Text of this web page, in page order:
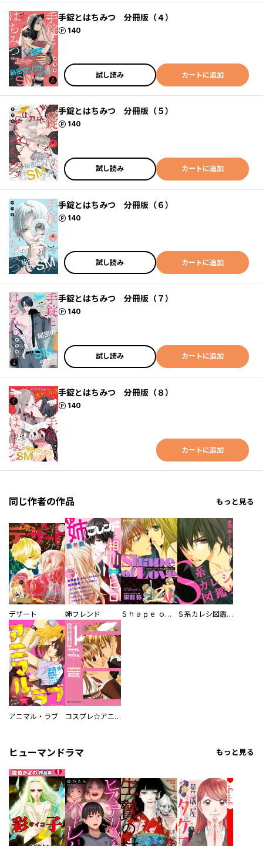
手錠とはちみつ 分冊版（４）
140
ポイント
試し読み カートに追加
手錠とはちみつ 分冊版（５）
140
ポイント
試し読み カートに追加
手錠とはちみつ 分冊版（６）
140
ポイント
試し読み カートに追加
手錠とはちみつ 分冊版（７）
140
ポイント
試し読み カートに追加
手錠とはちみつ 分冊版（８）
140
ポイント
カートに追加
同じ作者の作品 もっと見る
デザート 姉フレンド Ｓｈａｐｅ ｏｆ Ｌｏｖｅ Ｓ系カレシ図鑑！
アニマル・ラブ コスプレ☆アニマル
ヒューマンドラマ もっと見る